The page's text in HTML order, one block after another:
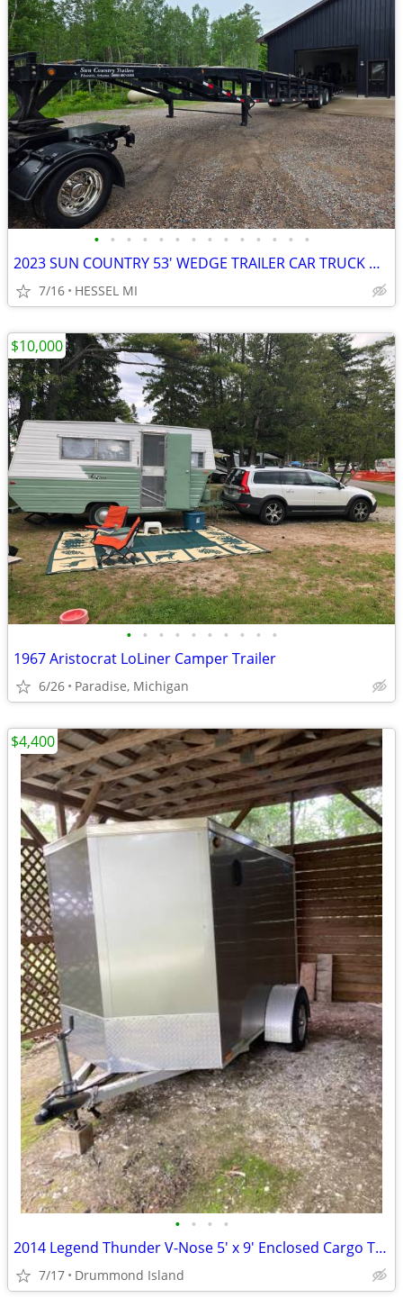
• • • • • • • • • • • • • •
2023 SUN COUNTRY 53' WEDGE TRAILER CAR TRUCK HOTSHOT HAULER
7/16 HESSEL MI
• • • • • • • • • •
1967 Aristocrat LoLiner Camper Trailer
6/26 Paradise, Michigan
$10,000
• • • •
2014 Legend Thunder V-Nose 5' x 9' Enclosed Cargo Trailer - $4,400 (Dr
7/17 Drummond Island
$4,400